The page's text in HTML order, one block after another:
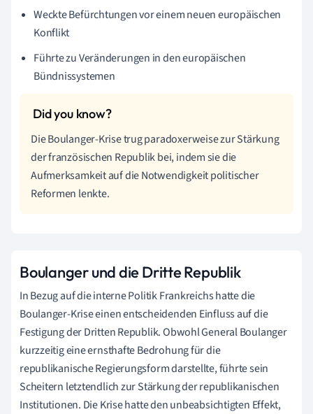
Weckte Befürchtungen vor einem neuen europäischen
Konflikt
Führte zu Veränderungen in den europäischen
Bündnissystemen
Die Boulanger-Krise trug paradoxerweise zur Stärkung
der französischen Republik bei, indem sie die
Aufmerksamkeit auf die Notwendigkeit politischer
Reformen lenkte.
Boulanger und die Dritte Republik
In Bezug auf die interne Politik Frankreichs hatte die
Boulanger-Krise einen entscheidenden Einfluss auf die
Festigung der Dritten Republik. Obwohl General Boulanger
kurzzeitig eine ernsthafte Bedrohung für die
republikanische Regierungsform darstellte, führte sein
Scheitern letztendlich zur Stärkung der republikanischen
Institutionen. Die Krise hatte den unbeabsichtigten Effekt,